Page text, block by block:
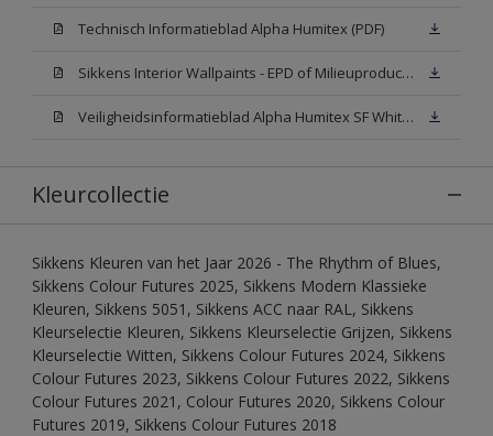
Technisch Informatieblad Alpha Humitex (PDF)
Sikkens Interior Wallpaints - EPD of Milieuproductverklaring
Veiligheidsinformatieblad Alpha Humitex SF White W05 (MSDS)
Kleurcollectie
Sikkens Kleuren van het Jaar 2026 - The Rhythm of Blues,
Sikkens Colour Futures 2025, Sikkens Modern Klassieke
Kleuren, Sikkens 5051, Sikkens ACC naar RAL, Sikkens
Kleurselectie Kleuren, Sikkens Kleurselectie Grijzen, Sikkens
Kleurselectie Witten, Sikkens Colour Futures 2024, Sikkens
Colour Futures 2023, Sikkens Colour Futures 2022, Sikkens
Colour Futures 2021, Colour Futures 2020, Sikkens Colour
Futures 2019, Sikkens Colour Futures 2018